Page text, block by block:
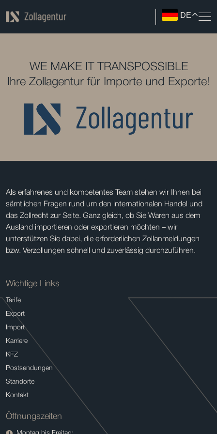
DE
WE MAKE IT TRANSPOSSIBLE
Ihre Zollagentur für Importe und Exporte!
Als erfahrenes und kompetentes Team stehen wir Ihnen bei
sämtlichen Fragen rund um den internationalen Handel und
das Zollrecht zur Seite. Ganz gleich, ob Sie Waren aus dem
Ausland importieren oder exportieren möchten – wir
unterstützen Sie dabei, die erforderlichen Zollanmeldungen
bzw. Verzollungen schnell und zuverlässig durchzuführen.
Wichtige Links
Tarife
Export
Import
Karriere
KFZ
Postsendungen
Standorte
Kontakt
Öffnungszeiten